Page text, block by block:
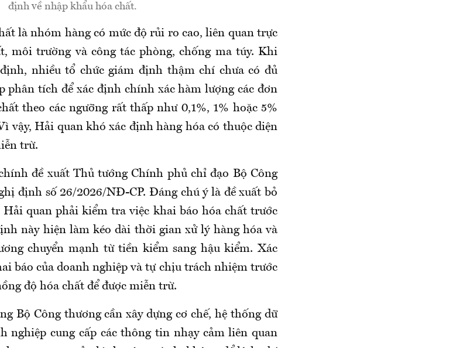
định về nhập khẩu hóa chất.
là nhóm hàng có mức độ rủi ro cao, liên quan trực
môi trường và công tác phòng, chống ma túy. Khi
nhiều tổ chức giám định thậm chí chưa có đủ
phân tích để xác định chính xác hàm lượng các đơn
theo các ngưỡng rất thấp như 0,1%, 1% hoặc 5%
vậy, Hải quan khó xác định hàng hóa có thuộc diện
trừ.
đề xuất Thủ tướng Chính phủ chỉ đạo Bộ Công
định số 26/2026/NĐ-CP. Đáng chú ý là đề xuất bỏ
Hải quan phải kiểm tra việc khai báo hóa chất trước
này hiện làm kéo dài thời gian xử lý hàng hóa và
chuyển mạnh từ tiền kiểm sang hậu kiểm. Xác
báo của doanh nghiệp và tự chịu trách nhiệm trước
độ hóa chất để được miễn trừ.
Bộ Công thương cần xây dựng cơ chế, hệ thống dữ
nghiệp cung cấp các thông tin nhạy cảm liên quan